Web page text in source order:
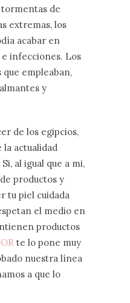
tormentas de
extremas, los
acabar en
infecciones. Los
empleaban,
y
de los egipcios,
la actualidad
al igual que a mi,
productos y
tu piel cuidada
el medio en
productos
te lo pone muy
nuestra línea
a que lo